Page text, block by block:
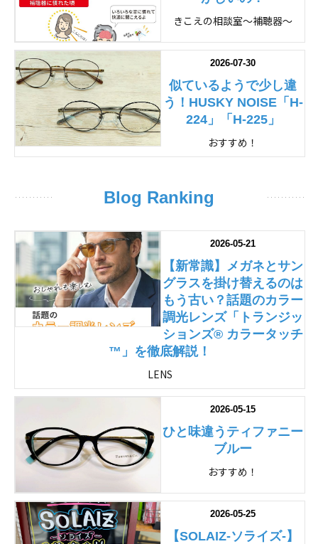
きこえの相談室～補聴器～
2026-07-30
似ているようで少し違
う！HUSKY NOISE「H-
224」「H-225」
おすすめ！
Blog Ranking
2026-05-21
【新常識】メガネとサン
グラスを掛け替えるのは
もう古い？話題のカラー
調光レンズ「トランジッ
ションズ® カラータッチ
™」を徹底解説！
LENS
2026-05-15
ひと味違うティファニー
ブルー
おすすめ！
2026-05-25
【SOLAIZ-ソライズ-】